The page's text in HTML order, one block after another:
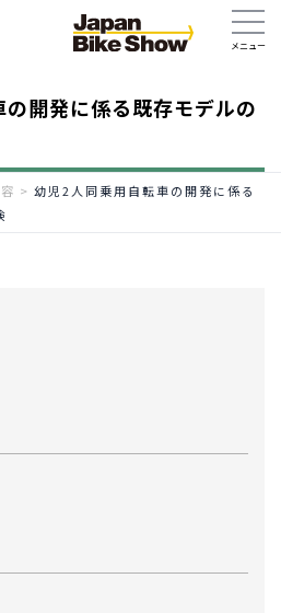
開発に係る既存モデルの
> 幼児2人同乗用自転車の開発に係る